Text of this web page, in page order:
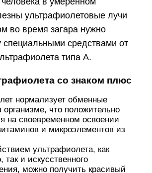
ультрафиолетовые лучи
во время загара нужно
средствами от
типа А.
со знаком плюс
нормализует обменные
организме, что положительно
на своевременном освоении
и микроэлементов из
ультрафиолета, как
так и искусственного
можно получить красивый